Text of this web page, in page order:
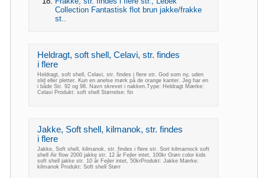
Collection Fantastisk flot brun jakke/frakke
st..
Heldragt, soft shell, Celavi, str. findes
i flere
Heldragt, soft shell, Celavi, str. findes i flere str. God som ny, uden
slid eller pletter. Kun en anelse mørk på de orange kanter. Jeg har en
i både Str. 92 og 98. Navn skrevet i nakken.Type: Heldragt Mærke:
Celavi Produkt: soft shell Størrelse: fin
Jakke, Soft shell, kilmanok, str. findes
i flere
Jakke, Soft shell, kilmanok, str. findes i flere str. Sort kilmarnock soft
shell Air flow 2000 jakke str. 12 år Fejler intet, 100kr Grøn color kids
soft shell jakke str. 10 år Fejler intet, 50krProdukt: Jakke Mærke:
kilmanok Produkt: Soft shell Størr